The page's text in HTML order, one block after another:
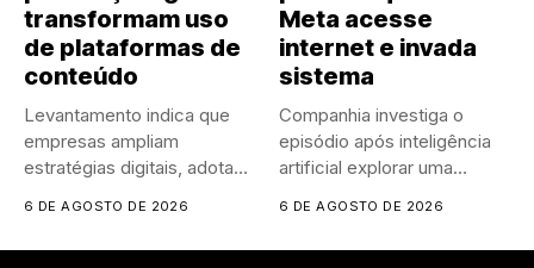
transformam uso
de plataformas de
conteúdo
Levantamento indica que
empresas ampliam
estratégias digitais, adotam
6 DE AGOSTO DE 2026
Meta acesse
internet e invada
sistema
Companhia investiga o
episódio após inteligência
artificial explorar uma
6 DE AGOSTO DE 2026